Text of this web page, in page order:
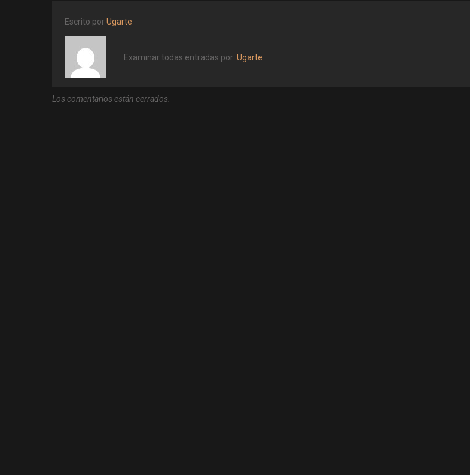
Escrito por Ugarte
Examinar todas entradas por: Ugarte
Los comentarios están cerrados.